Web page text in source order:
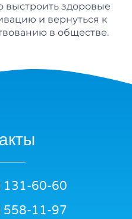
выстроить здоровые
и вернуться к
в обществе.
131-60-60
558-11-97